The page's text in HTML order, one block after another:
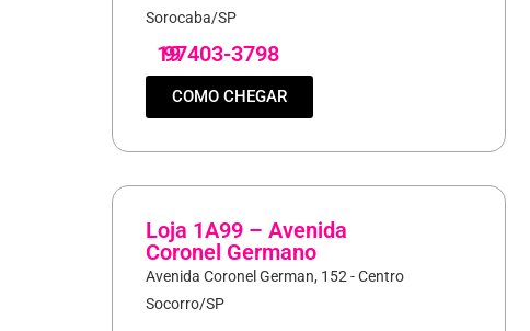
Sorocaba/SP
19
97403-3798
COMO CHEGAR
Loja 1A99 – Avenida
Coronel Germano
Avenida Coronel German, 152 - Centro
Socorro/SP